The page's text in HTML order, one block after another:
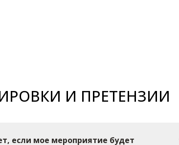
И ПРЕТЕНЗИИ
если мое мероприятие будет